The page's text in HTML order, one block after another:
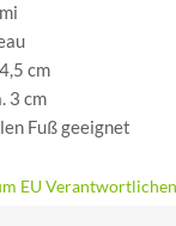
cm
3 cm
Fuß geeignet
EU